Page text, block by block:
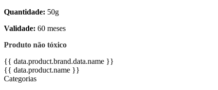
Quantidade: 50g
Validade: 60 meses
Produto não tóxico
{{ data.product.brand.data.name }}
{{ data.product.name }}
Categorias